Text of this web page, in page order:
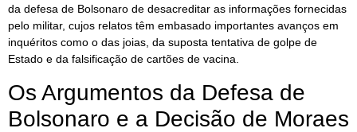
da defesa de Bolsonaro de desacreditar as informações fornecidas
pelo militar, cujos relatos têm embasado importantes avanços em
inquéritos como o das joias, da suposta tentativa de golpe de
Estado e da falsificação de cartões de vacina.
Os Argumentos da Defesa de
Bolsonaro e a Decisão de Moraes